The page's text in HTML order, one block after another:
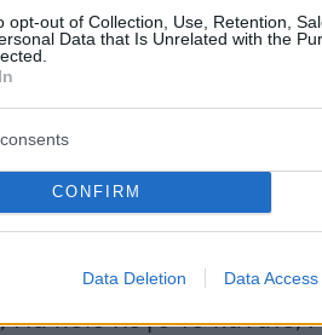
opt-out of Collection, Use, Retention,
Data that Is Unrelated with the
CONFIRM
Data Deletion Data Access
ως εμπλεκόμενο στην
της», τόνισε.
δημοσίως τον κ.
Λαζόπουλε, εάν τον
είστε ένας κοινός
με αυτή σας
Για ποιο λόγο το